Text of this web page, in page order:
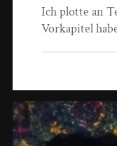
Ich plotte an
Vorkapitel